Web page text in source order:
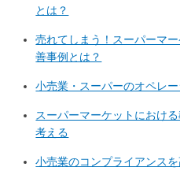
とは？
売れてしまう！スーパーマ
善事例とは？
小売業・スーパーのオペレ
スーパーマーケットにおけ
考える
小売業のコンプライアンス